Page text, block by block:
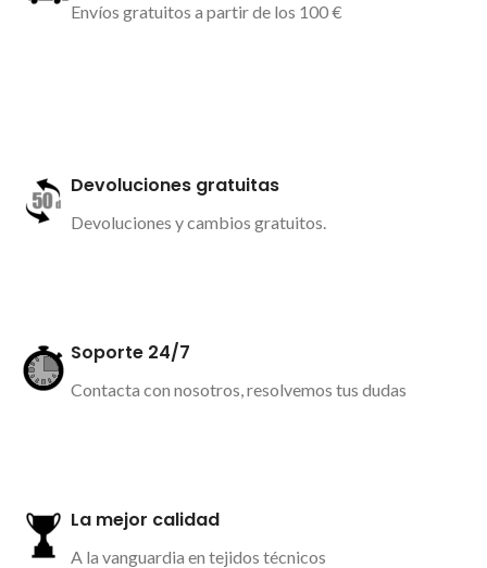
Envíos gratuitos a partir de los 100 €
Devoluciones gratuitas
Devoluciones y cambios gratuitos.
Soporte 24/7
Contacta con nosotros, resolvemos tus dudas
La mejor calidad
A la vanguardia en tejidos técnicos